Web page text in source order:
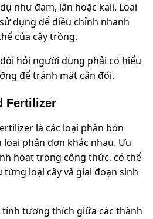
như đạm, lân hoặc kali. Loại
dụng để điều chỉnh nhanh
của cây trồng.
hỏi người dùng phải có hiểu
để tránh mất cân đối.
Fertilizer
là các loại phân bón
phân đơn khác nhau. Ưu
hoạt trong công thức, có thể
loại cây và giai đoạn sinh
tính tương thích giữa các thành